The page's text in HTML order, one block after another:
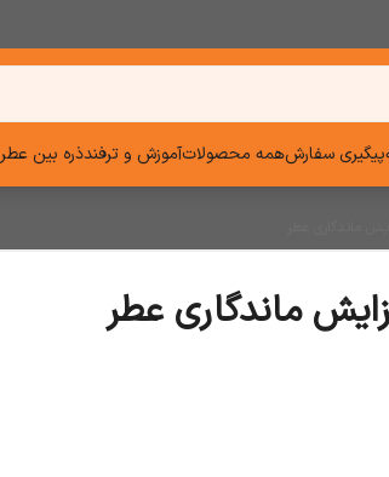
پیگیری سفارشهمه محصولاتآموزش و ترفندذره بین عطر
ماندگاری عطر